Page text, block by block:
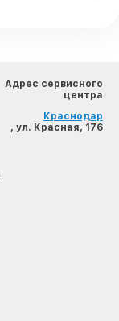
Адрес сервисного
центра
Краснодар
, ул. Красная, 176